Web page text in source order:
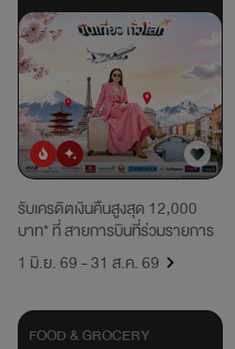
ยอดนิยมมาใหม่
รับเครดิตเงินคืนสูงสุด 12,000
บาท* ที่ สายการบินที่ร่วมรายการ
1 มิ.ย. 69 - 31 ส.ค. 69
FOOD & GROCERY